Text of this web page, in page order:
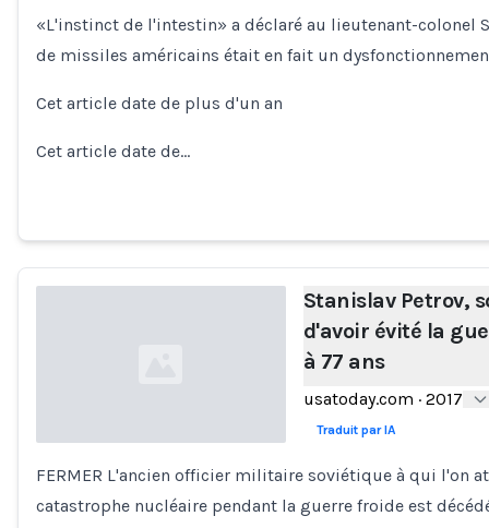
«L'instinct de l'intestin» a déclaré au lieutenant-colonel
de missiles américains était en fait un
Cet article date de plus d'un an
Cet article date de…
Stanislav Petrov,
d'avoir évité la
à 77 ans
usatoday.com · 2017
Traduit par IA
FERMER L'ancien officier militaire soviétique à qui l'on
catastrophe nucléaire pendant la guerre froide est